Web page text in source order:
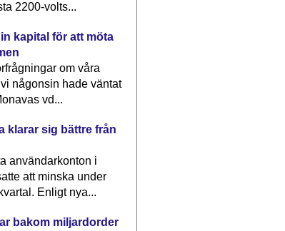
2200-volts...
kapital för att möta
om våra
någonsin hade väntat
vd...
klarar sig bättre från
användarkonton i
att minska under
Enligt nya...
bakom miljardorder